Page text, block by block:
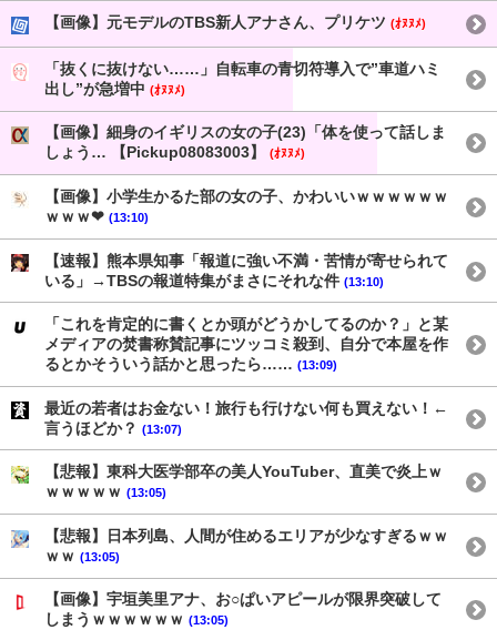
【画像】元モデルのTBS新人アナさん、プリケツ (ｵﾇﾇﾒ)
「抜くに抜けない……」自転車の青切符導入で”車道ハミ
出し”が急増中 (ｵﾇﾇﾒ)
【画像】細身のイギリスの女の子(23)「体を使って話しま
しょう… 【Pickup08083003】
(ｵﾇﾇﾒ)
【画像】小学生かるた部の女の子、かわいいｗｗｗｗｗｗ
ｗｗｗ❤ (13:10)
【速報】熊本県知事「報道に強い不満・苦情が寄せられて
いる」→TBSの報道特集がまさにそれな件 (13:10)
「これを肯定的に書くとか頭がどうかしてるのか？」と某
メディアの焚書称賛記事にツッコミ殺到、自分で本屋を作
るとかそういう話かと思ったら…… (13:09)
最近の若者はお金ない！旅行も行けない何も買えない！←
言うほどか？ (13:07)
【悲報】東科大医学部卒の美人YouTuber、直美で炎上ｗ
ｗｗｗｗｗ (13:05)
【悲報】日本列島、人間が住めるエリアが少なすぎるｗｗ
ｗｗ (13:05)
【画像】宇垣美里アナ、お○ぱいアピールが限界突破して
しまうｗｗｗｗｗｗ (13:05)